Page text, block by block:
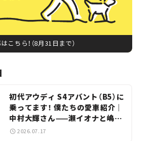
こちら！（8月31日まで）
初代アウディ S4アバント（B5）に
乗ってます！ 僕たちの愛車紹介｜
中村大輝さん——瀬イオナと嶋田
智之の「クルマでざっくばらんば
2026.07.17